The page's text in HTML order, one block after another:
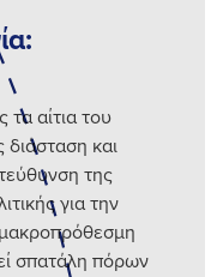
τα αίτια του
διάσταση και
της
για την
σπατάλη πόρων